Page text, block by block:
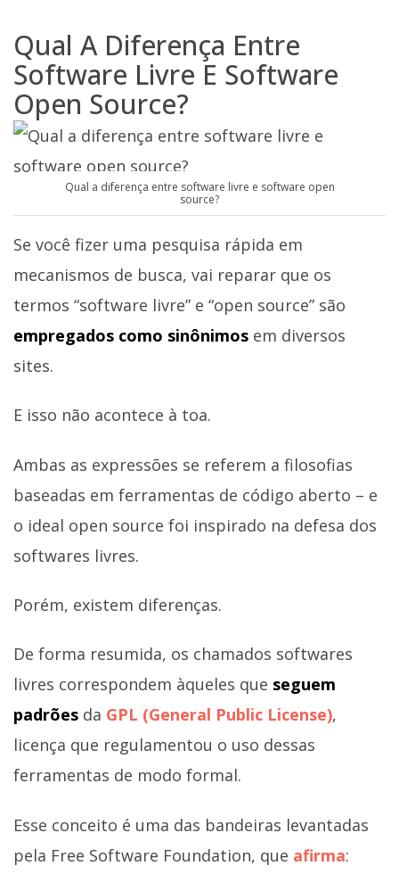
Qual A Diferença Entre
Software Livre E Software
Open Source?
Qual a diferença entre software livre e software open
source?
Se você fizer uma pesquisa rápida em
mecanismos de busca, vai reparar que os
termos “software livre” e “open source” são
empregados como sinônimos em diversos
sites.
E isso não acontece à toa.
Ambas as expressões se referem a filosofias
baseadas em ferramentas de código aberto – e
o ideal open source foi inspirado na defesa dos
softwares livres.
Porém, existem diferenças.
De forma resumida, os chamados softwares
livres correspondem àqueles que seguem
padrões da GPL (General Public License),
licença que regulamentou o uso dessas
ferramentas de modo formal.
Esse conceito é uma das bandeiras levantadas
pela Free Software Foundation, que afirma: